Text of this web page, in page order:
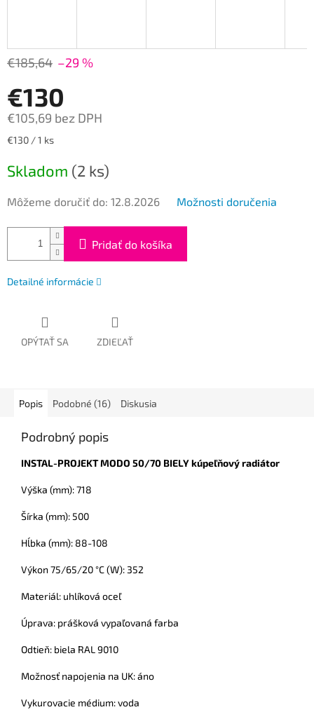
€185,64 –29 %
€130
€105,69 bez DPH
Jednotková
€130 / 1 ks
Skladom (2 ks)
Môžeme doručiť do: 12.8.2026 Možnosti doručenia
Pridať do košíka
Detailné informácie
OPÝTAŤ SA ZDIEĽAŤ
Popis Podobné (16) Diskusia
Podrobný popis
INSTAL-PROJEKT MODO 50/70 BIELY kúpeľňový radiátor
Výška (mm): 718
Šírka (mm): 500
Hĺbka (mm): 88-108
Výkon 75/65/20 °C (W): 352
Materiál: uhlíková oceľ
Úprava: prášková vypaľovaná farba
Odtieň: biela RAL 9010
Možnosť napojenia na UK: áno
Vykurovacie médium: voda